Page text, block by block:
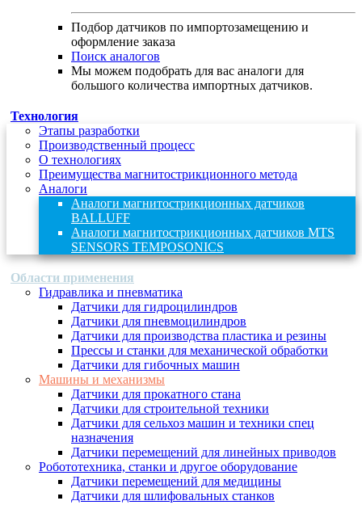
Подбор датчиков по импортозамещению и
оформление заказа
Поиск аналогов
Мы можем подобрать для вас аналоги для
большого количества импортных датчиков.
Технология
Этапы разработки
Производственный процесс
О технологиях
Преимущества магнитострикционного метода
Аналоги
Аналоги магнитострикционных датчиков
BALLUFF
Аналоги магнитострикционных датчиков MTS
SENSORS TEMPOSONICS
Области применения
Гидравлика и пневматика
Датчики для гидроцилиндров
Датчики для пневмоцилиндров
Датчики для производства пластика и резины
Прессы и станки для механической обработки
Датчики для гибочных машин
Машины и механизмы
Датчики для прокатного стана
Датчики для строительной техники
Датчики для сельхоз машин и техники спец
назначения
Датчики перемещений для линейных приводов
Робототехника, станки и другое оборудование
Датчики перемещений для медицины
Датчики для шлифовальных станков